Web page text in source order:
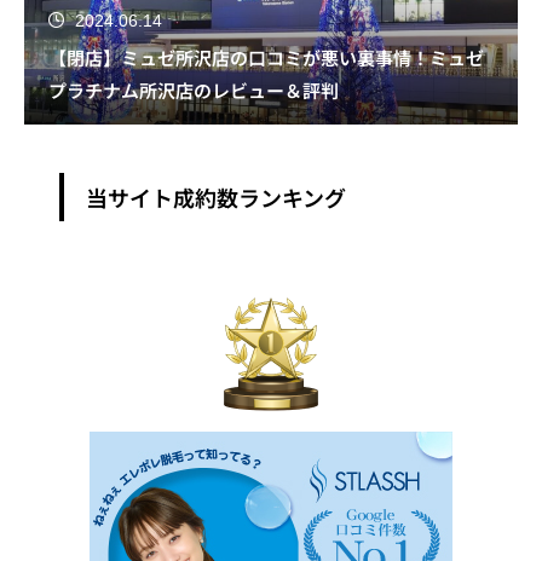
2024.06.14
【閉店】ミュゼ所沢店の口コミが悪い裏事情！ミュゼ
プラチナム所沢店のレビュー＆評判
当サイト成約数ランキング